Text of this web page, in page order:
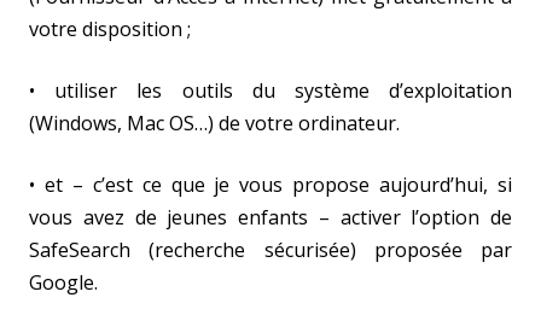
votre disposition ;
• utiliser les outils du système d’exploitation
(Windows, Mac OS…) de votre ordinateur.
• et – c’est ce que je vous propose aujourd’hui, si
vous avez de jeunes enfants – activer l’option de
SafeSearch (recherche sécurisée) proposée par
Google.